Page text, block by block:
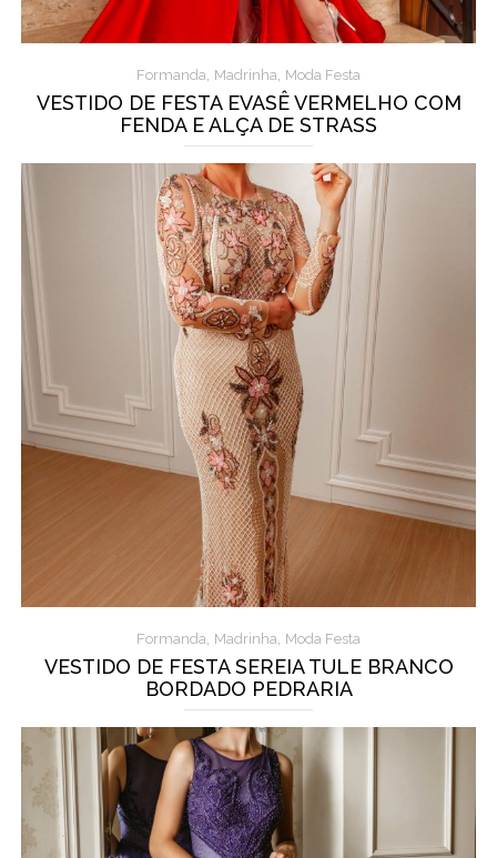
Formanda, Madrinha, Moda Festa
VESTIDO DE FESTA EVASÊ VERMELHO COM
FENDA E ALÇA DE STRASS
Formanda, Madrinha, Moda Festa
VESTIDO DE FESTA SEREIA TULE BRANCO
BORDADO PEDRARIA